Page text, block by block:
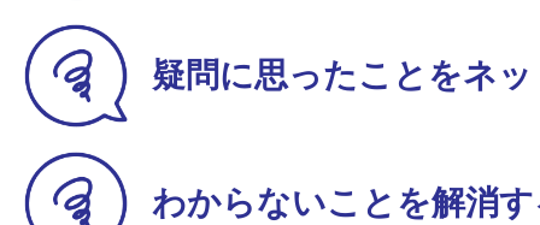
疑問に思ったことをネ
わからないことを解消